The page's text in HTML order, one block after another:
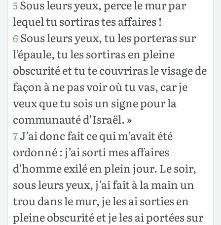
5Sous leurs yeux, perce le mur par
lequel tu sortiras tes affaires !
6 Sous leurs yeux, tu les porteras sur
l’épaule, tu les sortiras en pleine
obscurité et tu te couvriras le visage de
façon à ne pas voir où tu vas, car je
veux que tu sois un signe pour la
communauté d’Israël. »
7J’ai donc fait ce qui m’avait été
ordonné : j’ai sorti mes affaires
d’homme exilé en plein jour. Le soir,
sous leurs yeux, j’ai fait à la main un
trou dans le mur, je les ai sorties en
pleine obscurité et je les ai portées sur